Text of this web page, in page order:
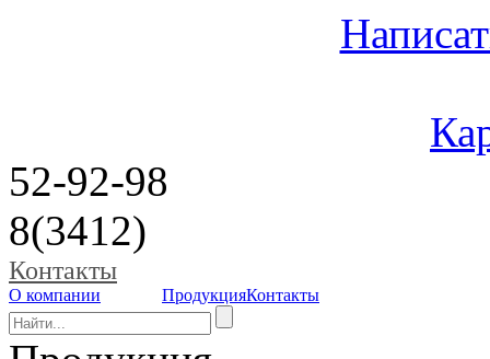
52-92-98
8(3412)
Контакты
О компании ПродукцияКонтакты